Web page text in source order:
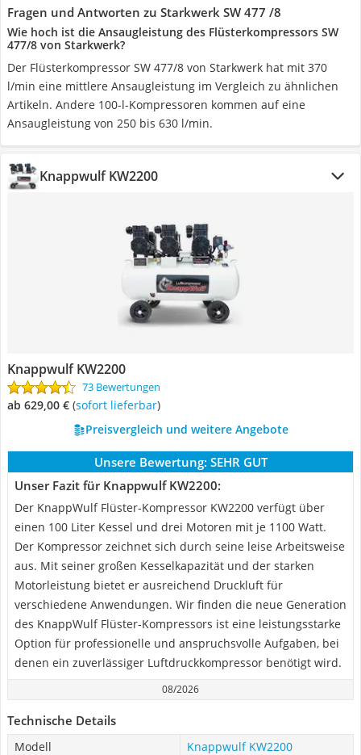
Fragen und Antworten zu Starkwerk SW 477 /8
Wie hoch ist die Ansaugleistung des Flüsterkompressors SW
477/8 von Starkwerk?
Der Flüsterkompressor SW 477/8 von Starkwerk hat mit 370
l/min eine mittlere Ansaugleistung im Vergleich zu ähnlichen
Artikeln. Andere 100-l-Kompressoren kommen auf eine
Ansaugleistung von 250 bis 630 l/min.
Knappwulf KW2200
Knappwulf KW2200
73 Bewertungen
ab 629,00 € ( Sofort lieferbar)
Preisvergleich und weitere Angebote
Unsere Bewertung: SEHR GUT
Unser Fazit für Knappwulf KW2200:
Der KnappWulf Flüster-Kompressor KW2200 verfügt über
einen 100 Liter Kessel und drei Motoren mit je 1100 Watt.
Der Kompressor zeichnet sich durch seine leise Arbeitsweise
aus. Mit seiner großen Kesselkapazität und der starken
Motorleistung bietet er ausreichend Druckluft für
verschiedene Anwendungen. Wir finden die neue Generation
des KnappWulf Flüster-Kompressors ist eine leistungsstarke
Option für professionelle und anspruchsvolle Aufgaben, bei
denen ein zuverlässiger Luftdruckkompressor benötigt wird.
08/2026
Technische Details
Modell
Knappwulf KW2200